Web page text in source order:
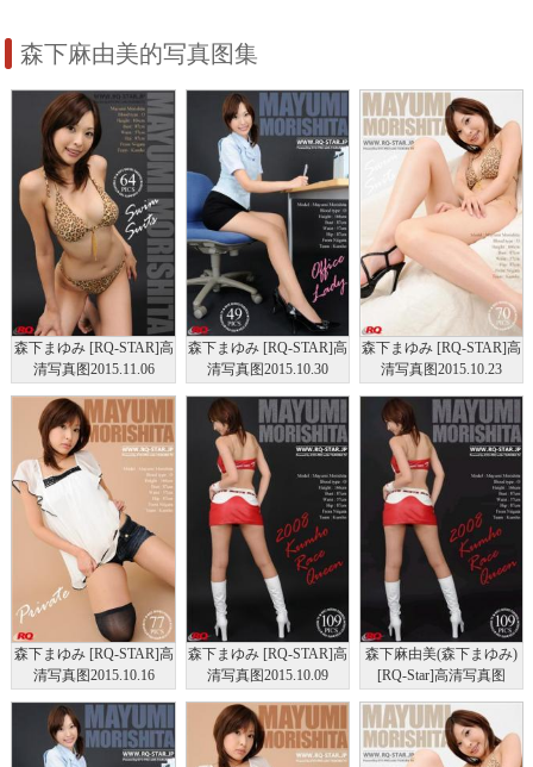
森下麻由美的写真图集
森下まゆみ [RQ-STAR]高
清写真图2015.11.06
森下まゆみ [RQ-STAR]高
清写真图2015.10.30
森下まゆみ [RQ-STAR]高
清写真图2015.10.23
森下まゆみ [RQ-STAR]高
清写真图2015.10.16
森下まゆみ [RQ-STAR]高
清写真图2015.10.09
森下麻由美(森下まゆみ)
[RQ-Star]高清写真图